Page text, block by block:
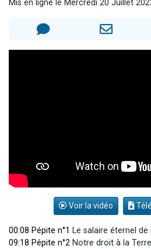
Mis en ligne le Mercredi 20 Juillet
Voir la vidéo
00:08 Pépite n°1 Le salaire éternel de
09:18 Pépite n°2 Notre droit à la